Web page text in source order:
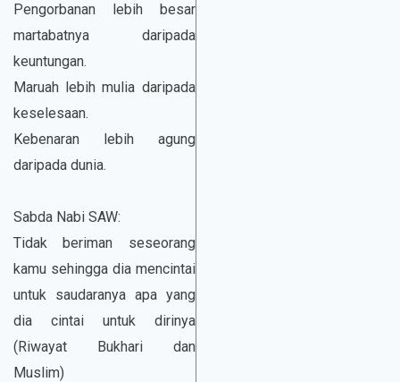
Pengorbanan lebih besar
martabatnya daripada
keuntungan.
Maruah lebih mulia daripada
keselesaan.
Kebenaran lebih agung
daripada dunia.
Sabda Nabi SAW:
Tidak beriman seseorang
kamu sehingga dia mencintai
untuk saudaranya apa yang
dia cintai untuk dirinya
(Riwayat Bukhari dan
Muslim)